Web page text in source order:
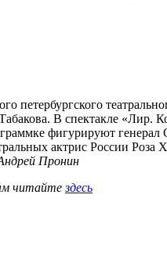
петербургского
В спектакле
фигурируют
актрис России Роза
Пронин
читайтездесь